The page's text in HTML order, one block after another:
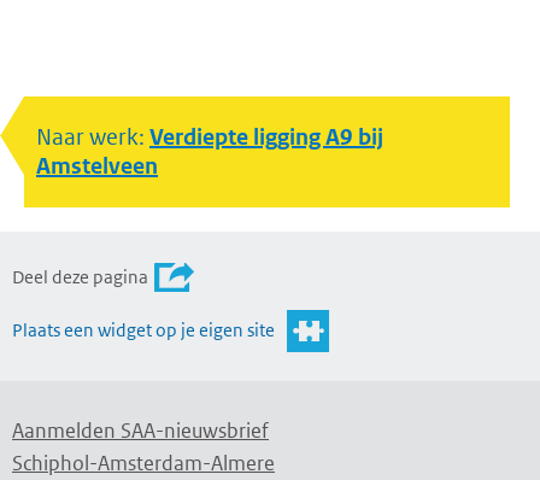
Naar werk: Verdiepte ligging A9 bij
Amstelveen
Deel deze pagina
Plaats een widget op je eigen site
Aanmelden SAA-nieuwsbrief
Schiphol-Amsterdam-Almere